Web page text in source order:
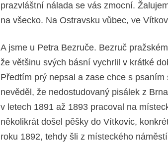
prazvláštní nálada se vás zmocní.
na všecko. Na Ostravsku vůbec, ve
A jsme u Petra Bezruče. Bezruč
že většinu svých básní vychrlil v krátké
Předtím prý nepsal a zase chce s psaním
nevěděl, že nedostudovaný pisálek z
v letech 1891 až 1893 pracoval na
několikrát došel pěšky do Vítkovic,
roku 1892, tehdy šli z místeckého